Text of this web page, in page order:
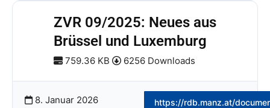
ZVR 09/2025: Neues aus
Brüssel und Luxemburg
759.36 KB 6256 Downloads
8. Januar 2026 https://rdb.manz.at/